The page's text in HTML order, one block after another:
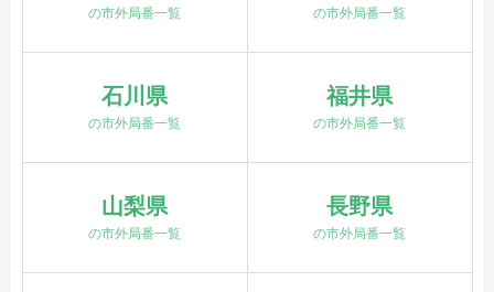
の市外局番一覧 の市外局番一覧
石川県
の市外局番一覧
福井県
の市外局番一覧
山梨県
の市外局番一覧
長野県
の市外局番一覧